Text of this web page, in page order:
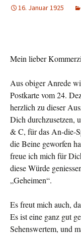
16. Januar 1925
Mein lieber
Aus obiger Anrede
Post­karte vom 24.
herzlich zu dieser
Dich durchzusetzen,
& C, für das An-die-
die Beine geworfen
freue ich mich für
diese Würde
„Geheimen“.
Es freut mich auch,
Es ist eine ganz gut
Sehenswer­tem, und